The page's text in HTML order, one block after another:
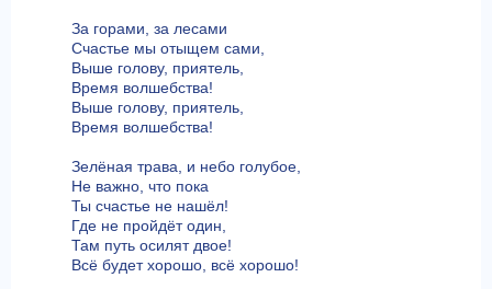
За горами, за лесами
Счастье мы отыщем сами,
Выше голову, приятель,
Время волшебства!
Выше голову, приятель,
Время волшебства!
Зелёная трава, и небо голубое,
Не важно, что пока
Ты счастье не нашёл!
Где не пройдёт один,
Там путь осилят двое!
Всё будет хорошо, всё хорошо!